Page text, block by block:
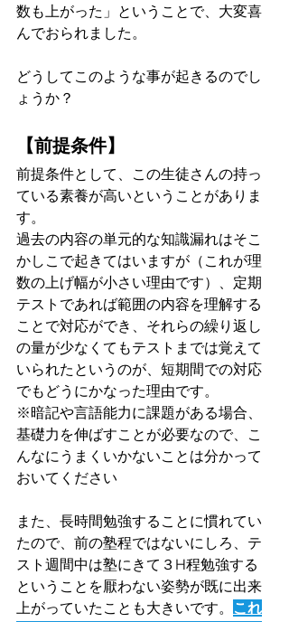
数も上がった」ということで、大変喜
んでおられました。
どうしてこのような事が起きるのでし
ょうか？
【前提条件】
前提条件として、この生徒さんの持っ
ている素養が高いということがありま
す。
過去の内容の単元的な知識漏れはそこ
かしこで起きてはいますが（これが理
数の上げ幅が小さい理由です）、定期
テストであれば範囲の内容を理解する
ことで対応ができ、それらの繰り返し
の量が少なくてもテストまでは覚えて
いられたというのが、短期間での対応
でもどうにかなった理由です。
※暗記や言語能力に課題がある場合、
基礎力を伸ばすことが必要なので、こ
んなにうまくいかないことは分かって
おいてください
また、長時間勉強することに慣れてい
たので、前の塾程ではないにしろ、テ
スト週間中は塾にきて３H程勉強する
ということを厭わない姿勢が既に出来
上がっていたことも大きいです。
これ